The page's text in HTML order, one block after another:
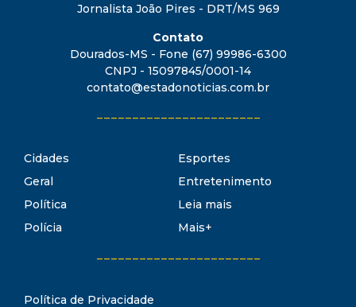
Jornalista João Pires - DRT/MS 969
Contato
Dourados-MS - Fone (67) 99986-6300
CNPJ - 15097845/0001-14
contato@estadonoticias.com.br
Cidades
Geral
Política
Polícia
Esportes
Entretenimento
Leia mais
Mais+
Política de Privacidade